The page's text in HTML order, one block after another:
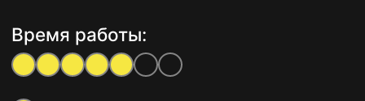
Время работы: